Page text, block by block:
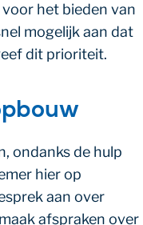
het bieden van
mogelijk aan dat
dit prioriteit.
ondanks de hulp
hier op
aan over
afspraken over